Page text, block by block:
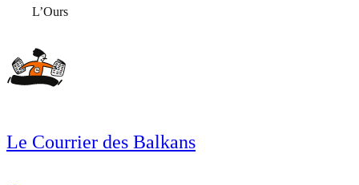
L’Ours
Le Courrier des Balkans